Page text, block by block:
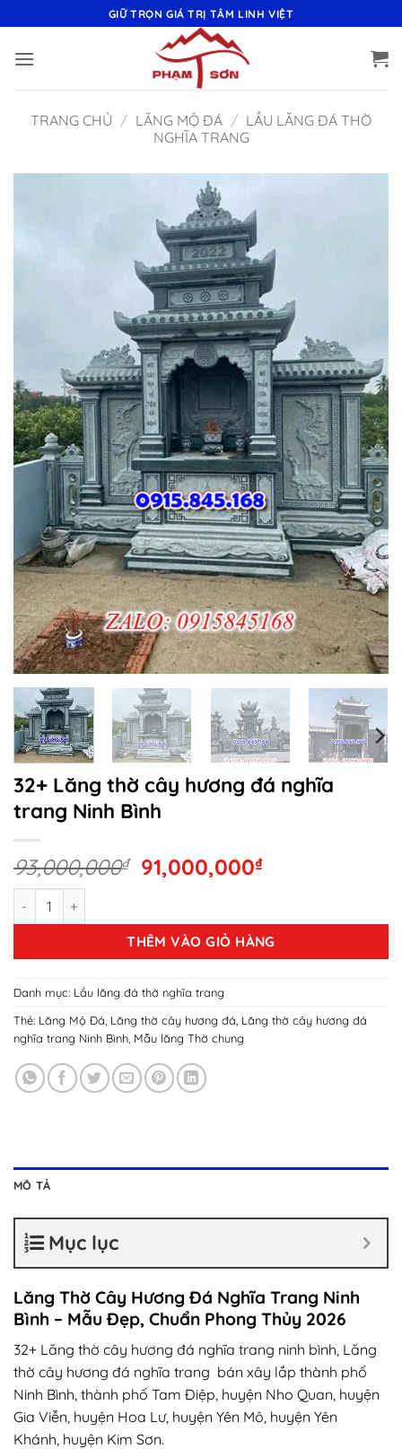
qua
nội
GIỮ TRỌN GIÁ TRỊ TÂM LINH VIỆT
TRANG CHỦ / LĂNG MỘ ĐÁ / LẦU LĂNG ĐÁ THỜ
NGHĨA TRANG
32+ Lăng thờ cây hương đá nghĩa
trang Ninh Bình
93,000,000₫
Giá
gốc
93,000,000₫.
91,000,000₫Giá
là:
91,000,000₫.
32+ Lăng thờ cây hương đá nghĩa trang Ninh Bình số lượng
THÊM VÀO GIỎ HÀNG
Danh mục: Lầu lăng đá thờ nghĩa trang
Thẻ: Lăng Mộ Đá Lăng thờ cây hương đá Lăng thờ cây hương đá
nghĩa trang Ninh Bình Mẫu lăng Thờ chung
MÔ TẢ
Mục lục
Lăng Thờ Cây Hương Đá Nghĩa Trang Ninh
Bình – Mẫu Đẹp, Chuẩn Phong Thủy 2026
32+ Lăng thờ cây hương đá nghĩa trang ninh bình , Lăng
thờ cây hương đá nghĩa trang bán xây lắp thành phố
Ninh Bình, thành phố Tam Điệp, huyện Nho Quan, huyện
Gia Viễn, huyện Hoa Lư, huyện Yên Mô, huyện Yên
Khánh, huyện Kim Sơn.